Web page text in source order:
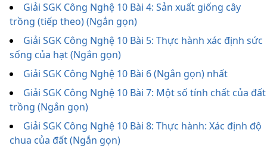
Giải SGK Công Nghệ 10 Bài 4: Sản xuất giống cây
trồng (tiếp theo) (Ngắn gọn)
Giải SGK Công Nghệ 10 Bài 5: Thực hành xác định sức
sống của hạt (Ngắn gọn)
Giải SGK Công Nghệ 10 Bài 6 (Ngắn gọn) nhất
Giải SGK Công Nghệ 10 Bài 7: Một số tính chất của đất
trồng (Ngắn gọn)
Giải SGK Công Nghệ 10 Bài 8: Thực hành: Xác định độ
chua của đất (Ngắn gọn)